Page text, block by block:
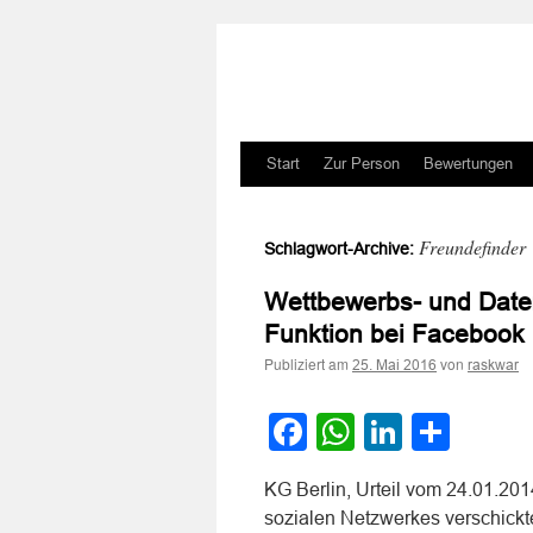
Zum
springen
Start Zur Person Bewertungen
Schlagwort-Archive: Freundefinder
Wettbewerbs- und
Funktion bei Facebook
Publiziert am 25. Mai 2016 von raskwar
Facebook
WhatsApp
LinkedIn
KG Berlin, Urteil vom
sozialen Netzwerkes